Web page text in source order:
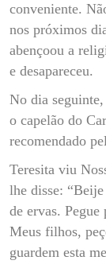
conveniente.
nos próximos
abençoou a
e desapareceu.
No dia
o capelão do
recomendado
Teresita viu
lhe disse:
de ervas. Pegue
Meus filhos,
guardem esta